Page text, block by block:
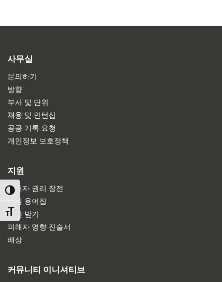
TOGGLE HIGH CONTRAST
TOGGLE FONT SIZE
사무실
문의하기
방향
부서 및 단위
채용 및 인턴십
공공 기록 요청
개인정보 보호정책
지원
피해자 권리 장전
법원 용어집
소환 받기
피해자 영향 진술서
배상
커뮤니티 이니셔티브